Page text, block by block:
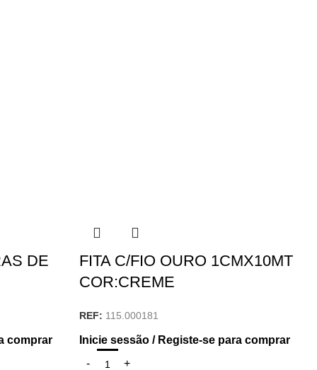
DE
comprar
FITA C/FIO OURO 1CMX10MT
COR:CREME
REF: 115.000181
Inicie sessão / Registe-se para comprar